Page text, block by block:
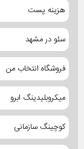
هزینه پست
سئو در مشهد
فروشگاه انتخاب من
میکروبلیدینگ ابرو
کوچینگ سازمانی